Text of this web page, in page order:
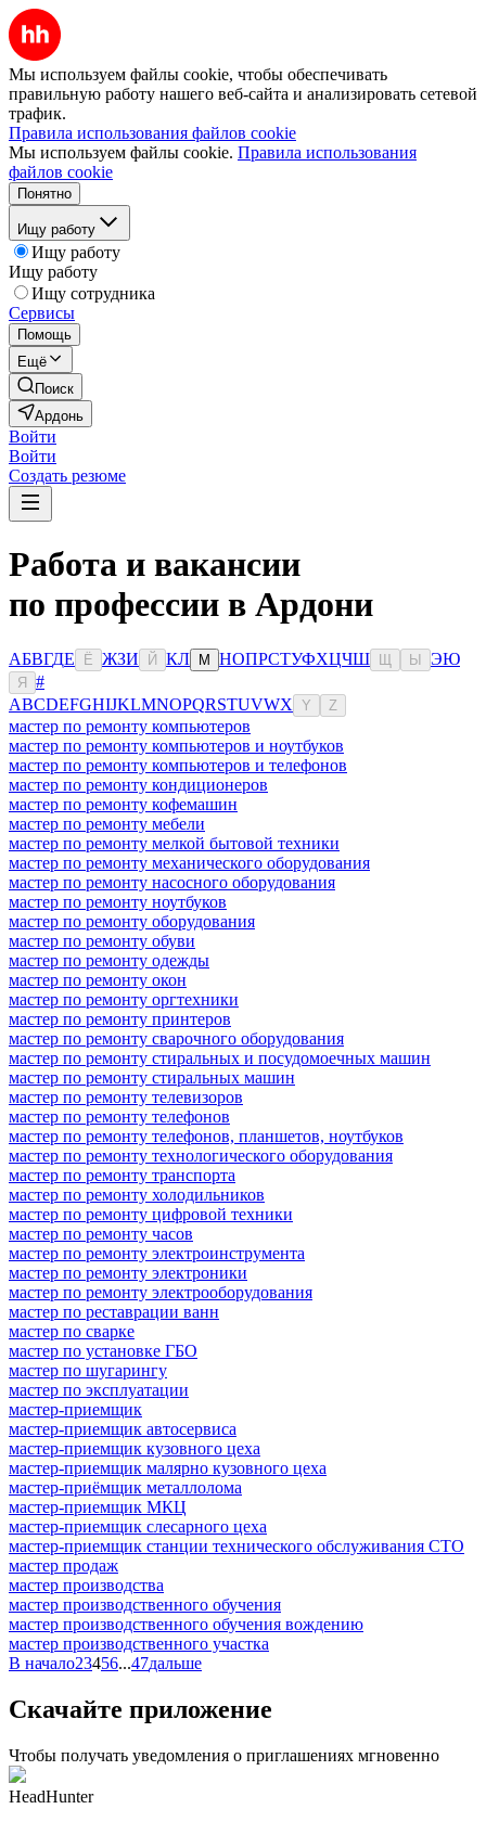
Мы используем файлы cookie, чтобы обеспечивать
правильную работу нашего веб-сайта и анализировать сетевой
трафик.
Правила использования файлов cookie
Мы используем файлы cookie. Правила использования
файлов cookie
Понятно
Ищу работу
Ищу работу
Ищу работу
Ищу сотрудника
Сервисы
Помощь
Ещё
Поиск
Ардонь
Войти
Войти
Создать резюме
Работа и вакансии
по профессии в Ардони
АБВГДЕ Ё ЖЗИ Й КЛ М НОПРСТУФХЦЧШ Ы ЭЮ
Я
#
ABCDEFGHIJKLMNOPQRSTUVWX Y Z
мастер по ремонту компьютеров
мастер по ремонту компьютеров и ноутбуков
мастер по ремонту компьютеров и телефонов
мастер по ремонту кондиционеров
мастер по ремонту кофемашин
мастер по ремонту мебели
мастер по ремонту мелкой бытовой техники
мастер по ремонту механического оборудования
мастер по ремонту насосного оборудования
мастер по ремонту ноутбуков
мастер по ремонту оборудования
мастер по ремонту обуви
мастер по ремонту одежды
мастер по ремонту окон
мастер по ремонту оргтехники
мастер по ремонту принтеров
мастер по ремонту сварочного оборудования
мастер по ремонту стиральных и посудомоечных машин
мастер по ремонту стиральных машин
мастер по ремонту телевизоров
мастер по ремонту телефонов
мастер по ремонту телефонов, планшетов, ноутбуков
мастер по ремонту технологического оборудования
мастер по ремонту транспорта
мастер по ремонту холодильников
мастер по ремонту цифровой техники
мастер по ремонту часов
мастер по ремонту электроинструмента
мастер по ремонту электроники
мастер по ремонту электрооборудования
мастер по реставрации ванн
мастер по сварке
мастер по установке ГБО
мастер по шугарингу
мастер по эксплуатации
мастер-приемщик
мастер-приемщик автосервиса
мастер-приемщик кузовного цеха
мастер-приемщик малярно кузовного цеха
мастер-приёмщик металлолома
мастер-приемщик МКЦ
мастер-приемщик слесарного цеха
мастер-приемщик станции технического обслуживания СТО
мастер продаж
мастер производства
мастер производственного обучения
мастер производственного обучения вождению
мастер производственного участка
В начало23456...47дальше
Скачайте приложение
Чтобы получать уведомления о приглашениях мгновенно
HeadHunter